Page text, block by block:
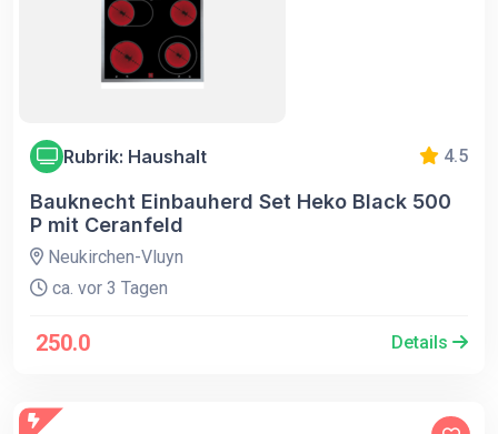
Rubrik: Haushalt 4.5
Bauknecht Einbauherd Set Heko Black 500
P mit Ceranfeld
Neukirchen-Vluyn
ca. vor 3 Tagen
250.0 Details